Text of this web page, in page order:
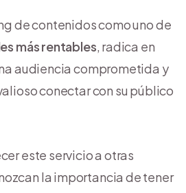
de contenidos como uno de
más rentables, radica en
audiencia comprometida y
conectar con su público
este servicio a otras
la importancia de tener